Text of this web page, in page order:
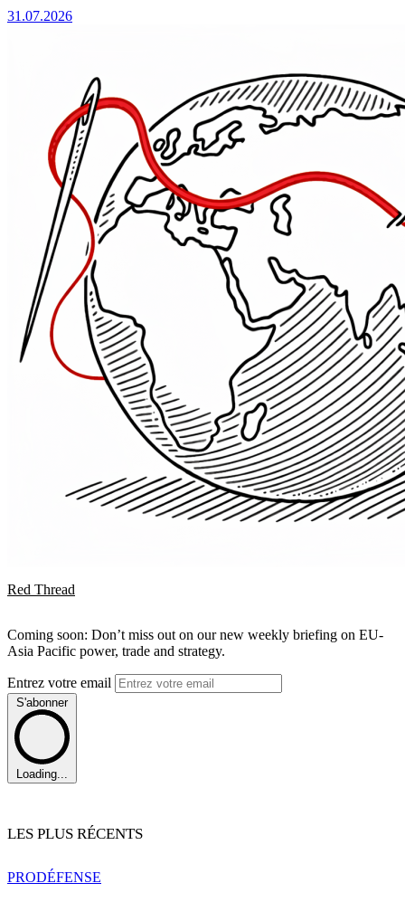
31.07.2026
Red Thread
Coming soon: Don’t miss out on our new weekly briefing on EU-
Asia Pacific power, trade and strategy.
Entrez votre email
S'abonner
Loading...
LES PLUS RÉCENTS
PRODÉFENSE